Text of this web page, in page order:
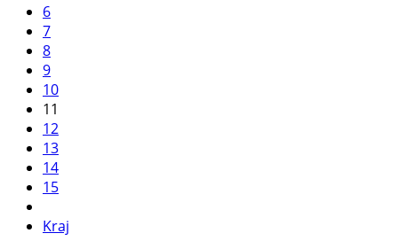
6
7
8
9
10
11
12
13
14
15
Kraj